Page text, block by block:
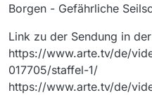
Borgen - Gefährliche
Link zu der Sendung in
https://www.arte.tv/de/
017705/staffel-1/
https://www.arte.tv/de/